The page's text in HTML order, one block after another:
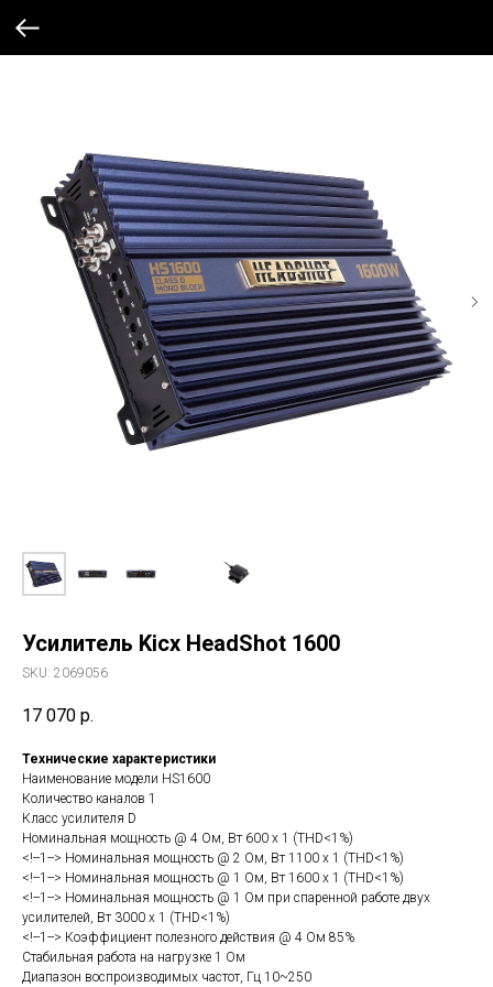
Усилитель Kicx HeadShot 1600
SKU: 2069056
17 070 р.
Технические характеристики
Наименование модели HS1600
Количество каналов 1
Класс усилителя D
Номинальная мощность @ 4 Ом, Вт 600 х 1 (THD<1%)
<!--1--> Номинальная мощность @ 2 Ом, Вт 1100 x 1 (THD<1%)
<!--1--> Номинальная мощность @ 1 Ом, Вт 1600 x 1 (THD<1%)
<!--1--> Номинальная мощность @ 1 Ом при спаренной работе двух
усилителей, Вт 3000 x 1 (THD<1%)
<!--1--> Коэффициент полезного действия @ 4 Ом 85%
Стабильная работа на нагрузке 1 Ом
Диапазон воспроизводимых частот, Гц 10~250